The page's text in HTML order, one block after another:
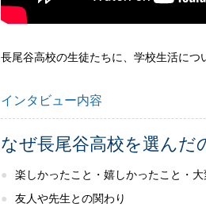
長尾谷高校の生徒たちに、学校生活につ
インタビュー内容
なぜ長尾谷高校を選んだ
楽しかったこと・嬉しかったこと・大
友人や先生との関わり